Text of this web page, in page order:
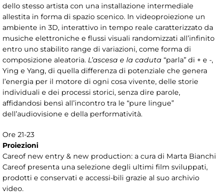
dello stesso artista con una installazione intermediale
allestita in forma di spazio scenico. In videoproiezione un
ambiente in 3D, interattivo in tempo reale caratterizzato da
musiche elettroniche e flussi visuali randomizzati all’infinito
entro uno stabilito range di variazioni, come forma di
composizione aleatoria. L’ascesa e la caduta “parla” di + e -,
Ying e Yang, di quella differenza di potenziale che genera
l’energia per il motore di ogni cosa vivente, delle storie
individuali e dei processi storici, senza dire parole,
affidandosi bensì all’incontro tra le “pure lingue”
dell’audiovisione e della performatività.
Ore 21-23
Proiezioni
Careof new entry & new production: a cura di Marta Bianchi
Careof presenta una selezione degli ultimi film sviluppati,
prodotti e conservati e accessi-bili grazie al suo archivio
video.